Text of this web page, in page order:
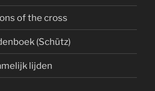
of the cross
(Schütz)
lijden